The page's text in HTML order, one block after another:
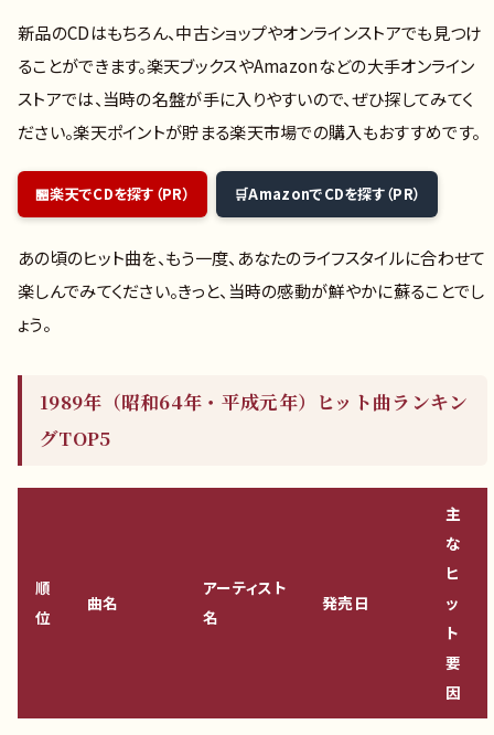
新品のCDはもちろん、中古ショップやオンラインストアでも見つけ
ることができます。楽天ブックスやAmazonなどの大手オンライン
ストアでは、当時の名盤が手に入りやすいので、ぜひ探してみてく
ださい。楽天ポイントが貯まる楽天市場での購入もおすすめです。
楽天でCDを探す（PR） AmazonでCDを探す（PR）
あの頃のヒット曲を、もう一度、あなたのライフスタイルに合わせて
楽しんでみてください。きっと、当時の感動が鮮やかに蘇ることでし
ょう。
1989年（昭和64年・平成元年）ヒット曲ランキン
グTOP5
順
位
曲名
アーティスト
名
発売日
主
な
ヒ
ッ
ト
要
因